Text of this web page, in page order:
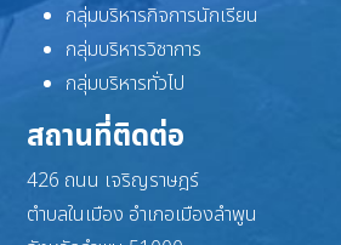
กลุ่มบริหารกิจการนักเรียน
กลุ่มบริหารวิชาการ
กลุ่มบริหารทั่วไป
สถานที่ติดต่อ
426 ถนน เจริญราษฎร์
ตำบลในเมือง อำเภอเมืองลำพูน